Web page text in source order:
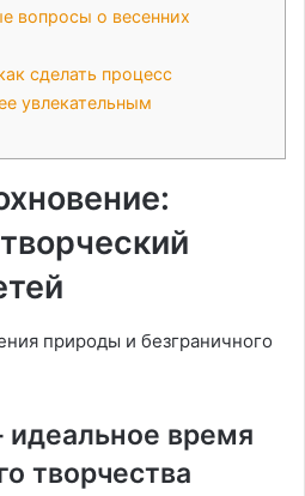
вопросы о весенних
сделать процесс
увлекательным
природы и безграничного
идеальное время
творчества